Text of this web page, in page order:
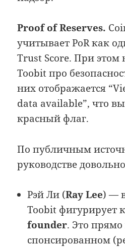
Proof of Reserves.
учитывает PoR как
Trust Score. При этом
Toobit про
них отображается
data available”, что
красный флаг.
По публичным
руководстве
Рэй Ли (Ray Lee) —
Toobit фигурирует
founder. Это
спонсированном